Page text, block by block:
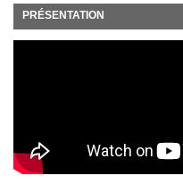
PRÉSENTATION